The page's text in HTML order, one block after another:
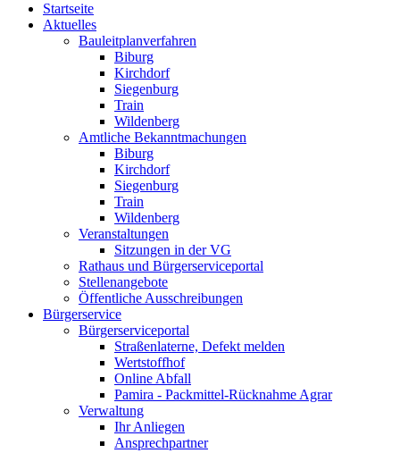
Startseite
Aktuelles
Bauleitplanverfahren
Biburg
Kirchdorf
Siegenburg
Train
Wildenberg
Amtliche Bekanntmachungen
Biburg
Kirchdorf
Siegenburg
Train
Wildenberg
Veranstaltungen
Sitzungen in der VG
Rathaus und Bürgerserviceportal
Stellenangebote
Öffentliche Ausschreibungen
Bürgerservice
Bürgerserviceportal
Straßenlaterne, Defekt melden
Wertstoffhof
Online Abfall
Pamira - Packmittel-Rücknahme Agrar
Verwaltung
Ihr Anliegen
Ansprechpartner